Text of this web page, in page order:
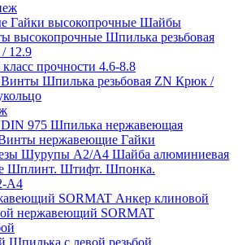
Гайки высокопрочные Шайбы
высокопрочные Шпилька резьбовая
/ 12.9
прочности 4.6-8.8
Винты Шпилька резьбовая ZN Крюк /
DIN 975 Шпилька нержавеющая
нержавеющие Гайки
Шурупы А2/А4 Шайба алюминиевая
Шплинт. Штифт. Шпонка.
А4
SORMAT Анкер клиновой
нержавеющий SORMAT
Шпилька с левой резьбой